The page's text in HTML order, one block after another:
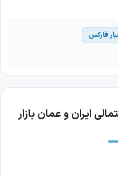
فارکس
ایران و عمان بازار